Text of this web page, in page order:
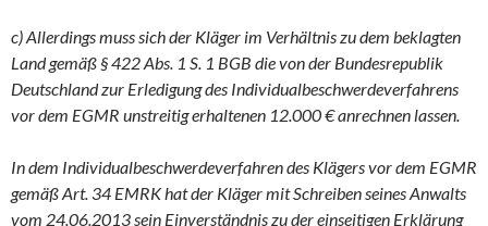
c) Allerdings muss sich der Kläger im Verhältnis zu dem beklagten
Land gemäß § 422 Abs. 1 S. 1 BGB die von der Bundesrepublik
Deutschland zur Erledigung des Individualbeschwerdeverfahrens
vor dem EGMR unstreitig erhaltenen 12.000 € anrechnen lassen.
In dem Individualbeschwerdeverfahren des Klägers vor dem EGMR
gemäß Art. 34 EMRK hat der Kläger mit Schreiben seines Anwalts
vom 24.06.2013 sein Einverständnis zu der einseitigen Erklärung